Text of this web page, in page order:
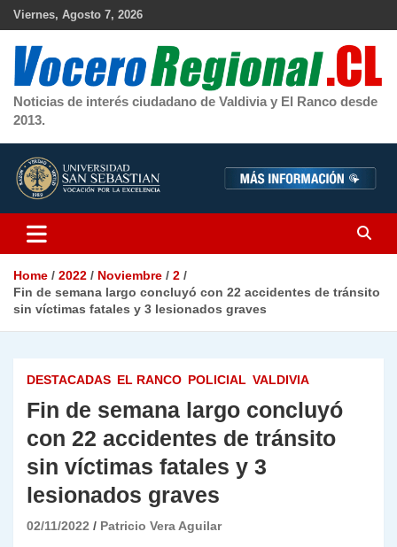
Skip
Viernes, Agosto 7, 2026
Noticias de interés ciudadano de Valdivia y El Ranco desde
2013.
Home 2022 Noviembre
2
Fin de semana largo concluyó con 22 accidentes de tránsito
sin víctimas fatales y 3 lesionados graves
DESTACADAS EL RANCO POLICIAL VALDIVIA
Fin de semana largo concluyó
con 22 accidentes de tránsito
sin víctimas fatales y 3
lesionados graves
02/11/2022 Patricio Vera Aguilar